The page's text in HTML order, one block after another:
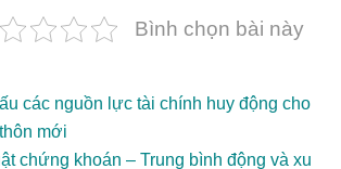
Bình chọn bài này
các nguồn lực tài chính huy động cho
mới
chứng khoán – Trung bình động và xu